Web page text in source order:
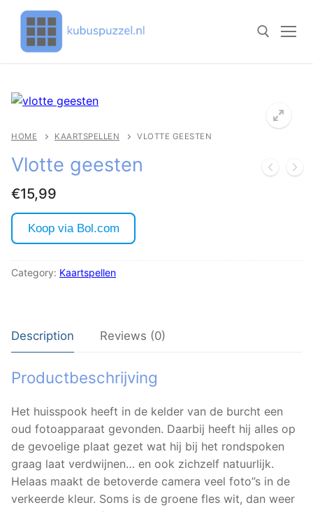
Doorgaan
inhoud
HOME KAARTSPELLEN VLOTTE GEESTEN
Vlotte geesten
€15,99
Koop via Bol.com
Category: Kaartspellen
Description Reviews (0)
Productbeschrijving
Het huisspook heeft in de kelder van de burcht een
oud fotoapparaat gevonden. Daarbij heeft hij alles op
de gevoelige plaat gezet wat hij bij het rondspoken
graag laat verdwijnen… en ook zichzelf natuurlijk.
Helaas maakt de betoverde camera veel foto”s in de
verkeerde kleur. Soms is de groene fles wit, dan weer